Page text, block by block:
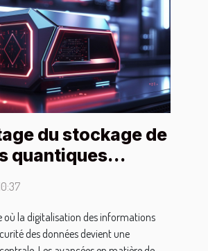
du stockage de
quantiques
où la digitalisation des informations
des données devient une